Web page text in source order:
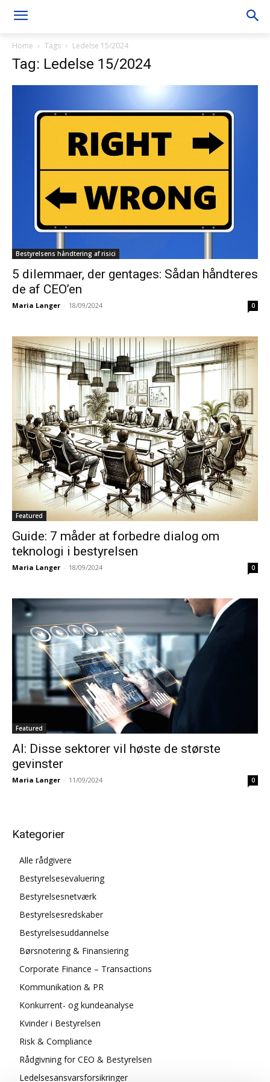
Home Tags Ledelse 15/2024
Tag: Ledelse 15/2024
Bestyrelsens håndtering af risici
5 dilemmaer, der gentages: Sådan håndteres
de af CEO’en
Maria Langer - 18/09/2024 0
Featured
Guide: 7 måder at forbedre dialog om
teknologi i bestyrelsen
Maria Langer - 18/09/2024 0
Featured
AI: Disse sektorer vil høste de største
gevinster
Maria Langer - 11/09/2024 0
Kategorier
Alle rådgivere
Bestyrelsesevaluering
Bestyrelsesnetværk
Bestyrelsesredskaber
Bestyrelsesuddannelse
Børsnotering & Finansiering
Corporate Finance – Transactions
Kommunikation & PR
Konkurrent- og kundeanalyse
Kvinder i Bestyrelsen
Risk & Compliance
Rådgivning for CEO & Bestyrelsen
Ledelsesansvarsforsikringer